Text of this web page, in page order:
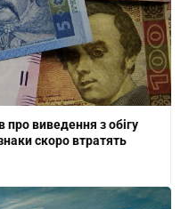
про виведення з обігу
скоро втратять